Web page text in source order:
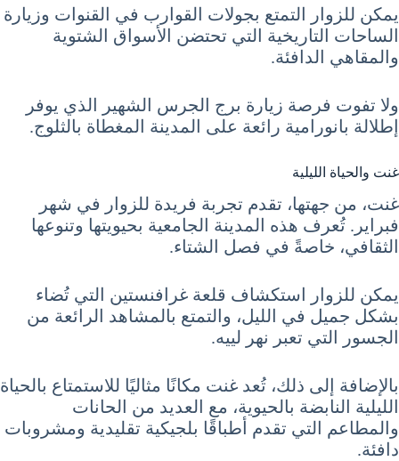
يمكن للزوار التمتع بجولات القوارب في القنوات وزيارة
الساحات التاريخية التي تحتضن الأسواق الشتوية
والمقاهي الدافئة.
ولا تفوت فرصة زيارة برج الجرس الشهير الذي يوفر
إطلالة بانورامية رائعة على المدينة المغطاة بالثلوج.
غنت والحياة الليلية
غنت، من جهتها، تقدم تجربة فريدة للزوار في شهر
فبراير. تُعرف هذه المدينة الجامعية بحيويتها وتنوعها
الثقافي، خاصةً في فصل الشتاء.
يمكن للزوار استكشاف قلعة غرافنستين التي تُضاء
بشكل جميل في الليل، والتمتع بالمشاهد الرائعة من
الجسور التي تعبر نهر لييه.
بالإضافة إلى ذلك، تُعد غنت مكانًا مثاليًا للاستمتاع بالحياة
الليلية النابضة بالحيوية، مع العديد من الحانات
والمطاعم التي تقدم أطباقًا بلجيكية تقليدية ومشروبات
دافئة.